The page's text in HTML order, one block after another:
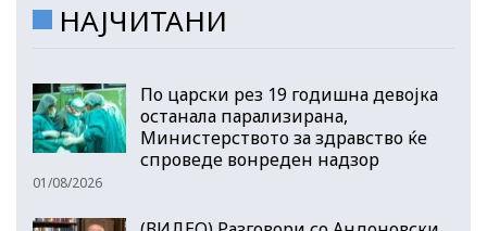
НАЈЧИТАНИ
По царски рез 19 годишна девојка
останала парализирана,
Министерството за здравство ќе
спроведе вонреден надзор
01/08/2026